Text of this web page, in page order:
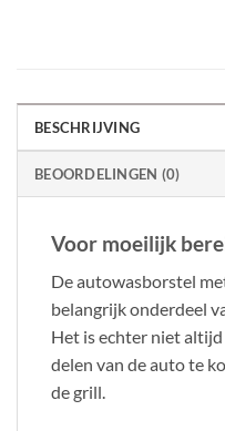
BESCHRIJVING
BEOORDELINGEN (0)
Voor moeilijk
De autowasborstel
belangrijk onderdeel
Het is echter niet
delen van de auto te
de grill.